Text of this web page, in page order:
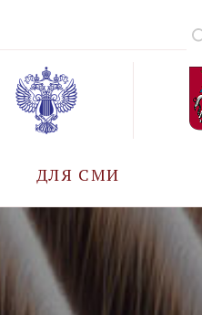
ДЛЯ СМИ
АККРЕДИТАЦИЯ